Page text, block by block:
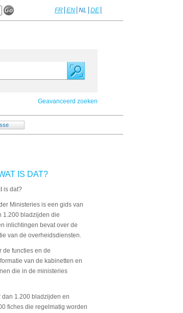
FR EN NL DE
Geavanceerd zoeken
IS DAT?
is dat?
Ministeries is een gids van
1.200 bladzijden die
inlichtingen bevat over de
van de overheidsdiensten.
de functies en de
van de kabinetten en
die in de ministeries
dan 1.200 bladzijden en
fiches die regelmatig worden